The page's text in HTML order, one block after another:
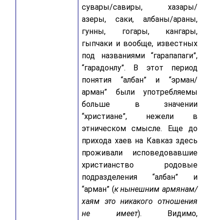
сувары/савиры, хазары/
азеры, саки, албаны/араны,
гунны, гогары, кангары,
гыпчаки и вообще, известных
под названиями “гарапапаги”,
“гарадонлу”. В этот период
понятия “албан” и “эрман/
арман” были употребляемы
больше в значении
“христиане”, нежели в
этническом смысле. Еще до
прихода хаев на Кавказ здесь
проживали исповедовавшие
христианство родовые
подразделения “албан” и
“арман” (к нынешним армянам/
хаям это никакого отношения
не имеет). Видимо,